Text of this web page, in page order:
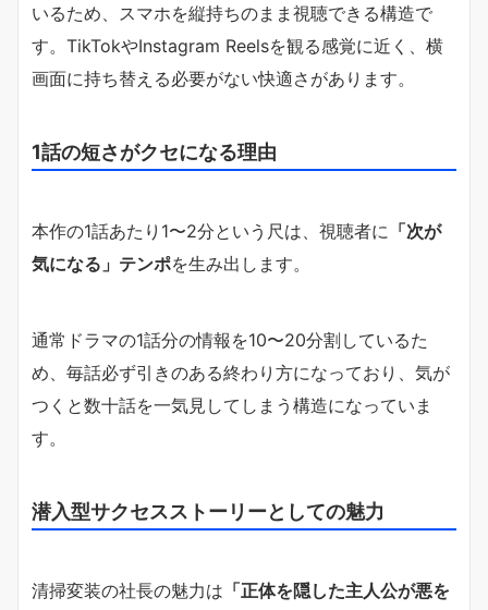
いるため、スマホを縦持ちのまま視聴できる構造で
す。TikTokやInstagram Reelsを観る感覚に近く、横
画面に持ち替える必要がない快適さがあります。
1話の短さがクセになる理由
本作の1話あたり1〜2分という尺は、視聴者に 「次が
気になる」テンポを生み出します。
通常ドラマの1話分の情報を10〜20分割しているた
め、毎話必ず引きのある終わり方になっており、気が
つくと数十話を一気見してしまう構造になっていま
す。
潜入型サクセスストーリーとしての魅力
清掃変装の社長の魅力は 「正体を隠した主人公が悪を